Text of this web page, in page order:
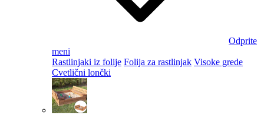
Odprite
meni
Rastlinjaki iz folije Folija za rastlinjak Visoke grede
Cvetlični lončki